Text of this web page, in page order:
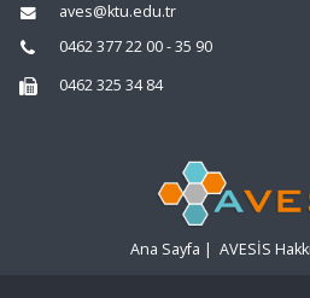
aves@ktu.edu.tr
0462 377 22 00 - 35 90
0462 325 34 84
Ana Sayfa | AVESİS